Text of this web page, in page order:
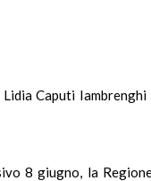
Caputi
8 giugno, la